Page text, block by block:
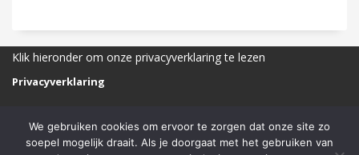
Klik hieronder om onze privacyverklaring te lezen
Privacyverklaring
We gebruiken cookies om ervoor te zorgen dat onze site zo
soepel mogelijk draait. Als je doorgaat met het gebruiken van